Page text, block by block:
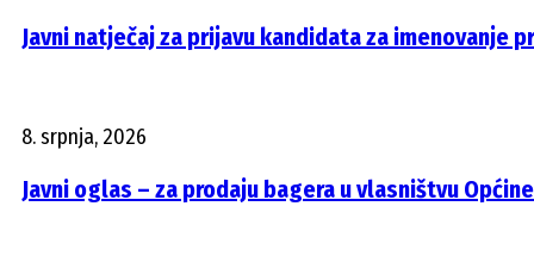
Javni natječaj za prijavu kandidata za imenovanje
8. srpnja, 2026
Javni oglas – za prodaju bagera u vlasništvu